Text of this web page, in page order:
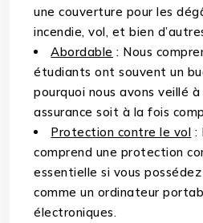
une couverture pour les
incendie, vol, et bien
Abordable : Nous
étudiants ont souvent un
pourquoi nous avons veillé
assurance soit à la fois
Protection contre le vol :
comprend une protection
essentielle si vous
comme un ordinateur
électroniques.